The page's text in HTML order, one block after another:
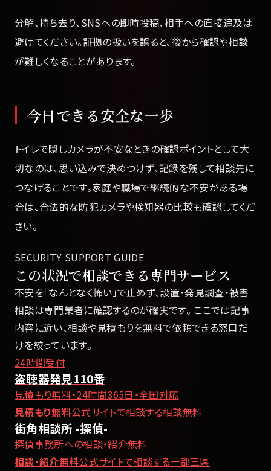
分解、持ち去り、SNSへの即時投稿、相手への直接追及は
避けてください。証拠の扱いを誤ると、後から確認や相談
が難しくなることがあります。
今日できる安全な一歩
トイレで隠しカメラが不安なときの確認ポイントとして大
切なのは、思い込みで決めつけず、記録を残して相談先に
つなげることです。家庭や職場で継続的な不安がある場
合は、合法的な防犯カメラや検知器の比較も確認してくだ
さい。
SECURITY SUPPORT GUIDE
この状況で相談できる専門サービス
不安を「なんとなく怖い」で止めず、設置・発見調査・被害
相談は専門業者に確認するのが確実です。 ここでは記事
内容に近い、相談や見積もりを無料で依頼できる窓口だ
けを絞っています。
24時間受付
盗聴器発見110番
見積もり無料・24時間365日・全国対応
見積もり無料公式サイトで相談する相談無料
街角相談所 -探偵-
探偵事務所への相談・紹介無料
相談・紹介無料公式サイトで相談する一都三県